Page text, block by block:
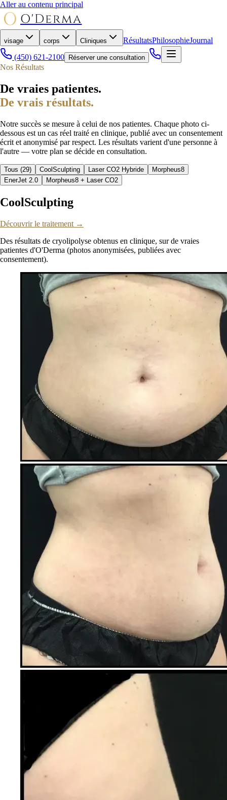
Aller au contenu principal
O'Derma
visage corps Cliniques RésultatsPhilosophieJournal
(450) 621-2100
Réserver une consultation
Nos Résultats
De vraies patientes.
De vrais résultats.
Notre succès se mesure à celui de nos patientes. Chaque photo ci-
dessous est un cas réel traité en clinique, publié avec un consentement
écrit et anonymisé par respect. Les résultats varient d'une personne à
l'autre — votre plan se décide en consultation.
Tous (29) CoolSculpting Laser CO2 Hybride
Morpheus8
EnerJet 2.0
Morpheus8 + Laser CO2
CoolSculpting
Découvrir le traitement →
Des résultats de cryolipolyse obtenus en clinique, sur de vraies
patientes d'O'Derma (photos anonymisées, publiées avec
consentement).